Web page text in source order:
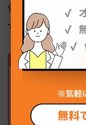
例えば、以下のよ
す。
メリット
（1）固定価
的な安定し